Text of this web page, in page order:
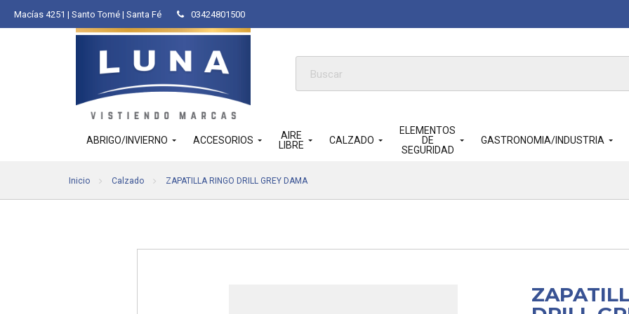
Macías 4251 | Santo Tomé | Santa Fé 03424801500
Búsqueda
ABRIGO/INVIERNO ACCESORIOS
AIRE
LIBRE
CALZADO
ELEMENTOS
DE
SEGURIDAD
GASTRONOMIA/INDUSTRIA
Inicio Calzado ZAPATILLA RINGO DRILL GREY DAMA